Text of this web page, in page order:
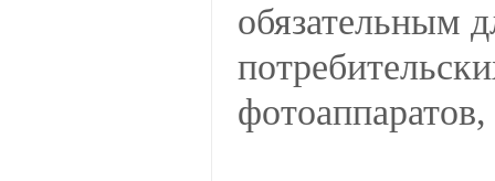
обязательным